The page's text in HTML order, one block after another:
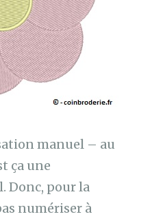
manuel – au
ça une
Donc, pour la
numériser à